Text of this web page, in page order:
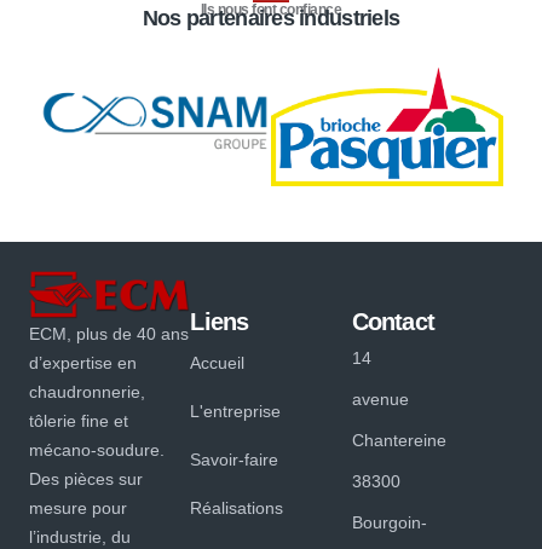
Ils nous font confiance
Nos partenaires industriels
ECM, plus de 40 ans
d’expertise en
chaudronnerie,
tôlerie fine et
mécano-soudure.
Des pièces sur
mesure pour
l’industrie, du
Liens
Accueil
L'entreprise
Savoir-faire
Réalisations
Contact
14
avenue
Chantereine
38300
Bourgoin-